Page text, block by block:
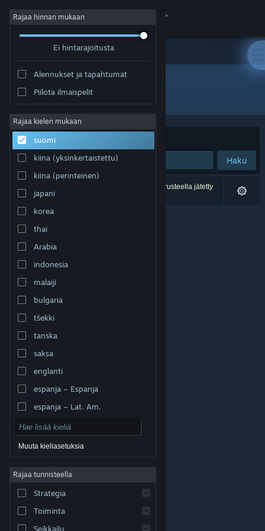
Kirjaudu sisään
Tietoa
Tuki
Vaihda kieli
Hanki Steam-mobiilisovellus
Näytä työpöytäsivusto
© Valve Corporation. Kaikki oikeudet pidätetään. Kaikki
Yhdysvalloissa ja kaikkialla maailmassa.
Helppokäyttötoiminnot
Hyvitykset|Evästeet
Rajaa hinnan mukaan
Ei hintarajoitusta
Alennukset ja tapahtumat
Piilota ilmaispelit
Rajaa kielen mukaan
suomi
kiina (yksinkertaistettu)
kiina (perinteinen)
japani
korea
thai
Arabia
indonesia
malaiji
bulgaria
tšekki
tanska
saksa
englanti
espanja – Espanja
espanja – Lat. Am.
Muuta kieliasetuksia
Rajaa tunnisteella
Strategia
Toiminta
Seikkailu
Julkaisija: BedRock Games
Järjestelyperuste
Haku
0 tulosta vastaa hakuasi. 1 peli on asetustesi perusteella jätetty
pois.